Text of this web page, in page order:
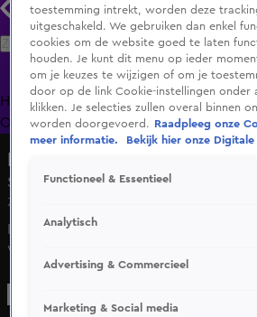
Zoeken
HomeUitzending Gemist Programma's
OranjezomerLivestreamsShop
Seizoen 1, aflevering 4
Zo 19 apr, 10:40
Kijk de OPEN Race 2 van de
Valencia en volg de strijd om de
toestemming intrekt, worden deze
uitgeschakeld. We gebruiken dan enkel
cookies om de website goed te laten
houden. Je kunt dit menu op ieder
om je keuzes te wijzigen of om je
door op de link Cookie-instellingen onder
klikken. Je selecties zullen overal binnen
worden doorgevoerd.
Raadpleeg onze
meer informatie.
Bekijk hier onze Digitale
Functioneel & Essentieel
Analytisch
Advertising & Commercieel
Marketing & Social media